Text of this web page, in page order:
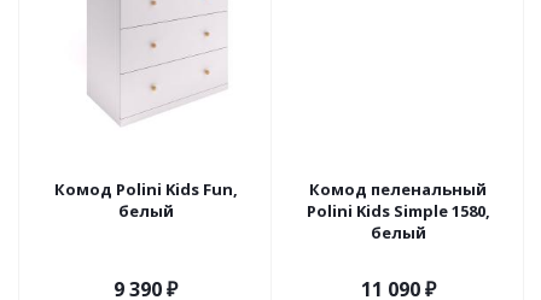
Комод Polini Kids Fun,
белый
9 390₽
Комод пеленальный
Polini Kids Simple 1580,
белый
11 090₽